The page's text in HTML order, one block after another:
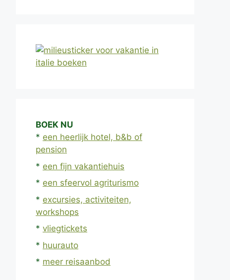
BOEK NU
* een heerlijk hotel, b&b of
pension
* een fijn vakantiehuis
* een sfeervol agriturismo
* excursies, activiteiten,
workshops
* vliegtickets
* huurauto
* meer reisaanbod